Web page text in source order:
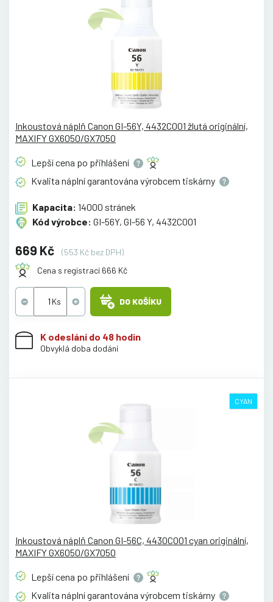
Inkoustová náplň Canon GI-56Y, 4432C001 žlutá originální,
MAXIFY GX6050/GX7050
Lepší cena po přihlášení
Kvalita náplní garantována výrobcem tiskárny
Kapacita: 14000 stránek
Kód výrobce: GI-56Y, GI-56 Y, 4432C001
669 Kč
(553 Kč bez DPH)
Cena s registrací 666 Kč
DO KOŠÍKU
K odeslání do 48 hodin
Obvyklá doba dodání
CYAN
Inkoustová náplň Canon GI-56C, 4430C001 cyan originální,
MAXIFY GX6050/GX7050
Lepší cena po přihlášení
Kvalita náplní garantována výrobcem tiskárny